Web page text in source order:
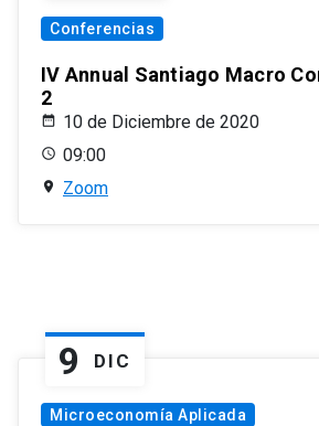
Conferencias
IV Annual Santiago Macro
2
10 de Diciembre de 2020
09:00
Zoom
9 DIC
Microeconomía Aplicada